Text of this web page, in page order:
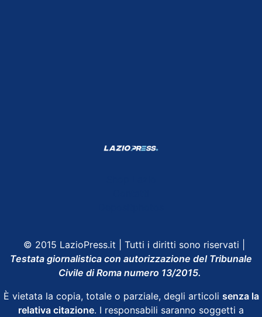
© 2015 LazioPress.it | Tutti i diritti sono riservati |
Testata giornalistica con autorizzazione del Tribunale
Civile di Roma numero 13/2015.
È vietata la copia, totale o parziale, degli articoli senza la
relativa citazione. I responsabili saranno soggetti a